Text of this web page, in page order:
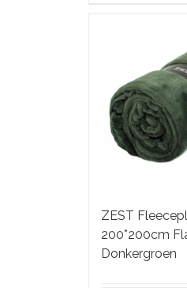
ZEST
200*200cm
Donkergroen